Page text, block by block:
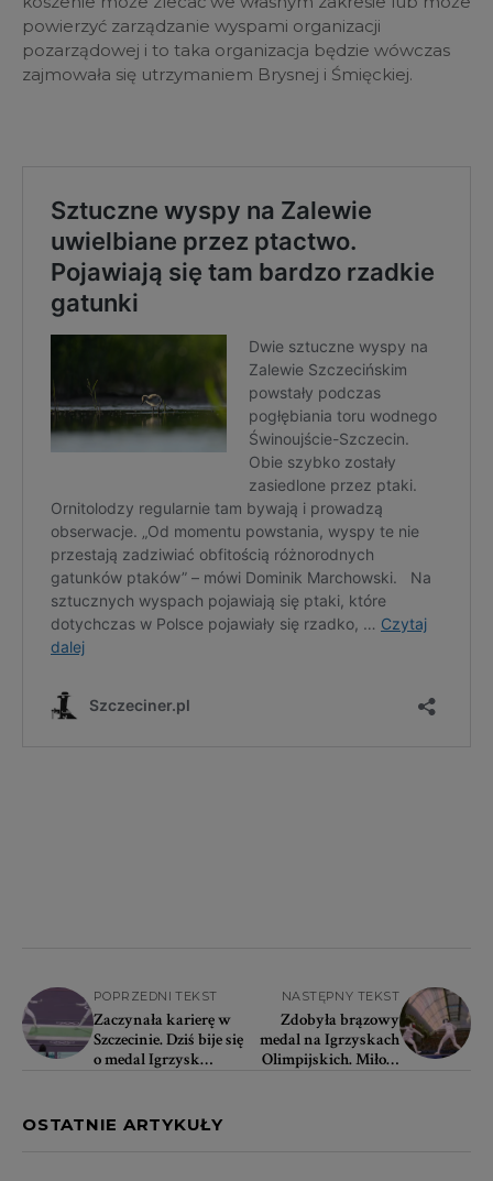
powierzyć zarządzanie wyspami organizacji
pozarządowej i to taka organizacja będzie wówczas
zajmowała się utrzymaniem Brysnej i Śmięckiej.
POPRZEDNI TEKST
Zaczynała karierę w
Szczecinie. Dziś bije się
o medal Igrzysk
NASTĘPNY TEKST
Zdobyła brązowy
medal na Igrzyskach
Olimpijskich. Miłość
OSTATNIE ARTYKUŁY